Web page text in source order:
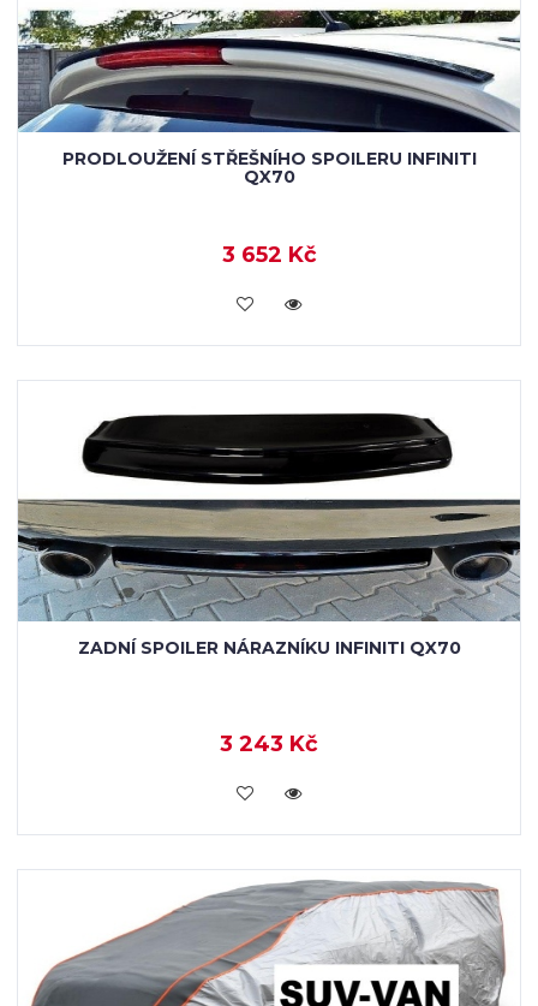
PRODLOUŽENÍ STŘEŠNÍHO SPOILERU INFINITI
QX70
3 652 Kč
KOUPIT
ZADNÍ SPOILER NÁRAZNÍKU INFINITI QX70
3 243 Kč
KOUPIT